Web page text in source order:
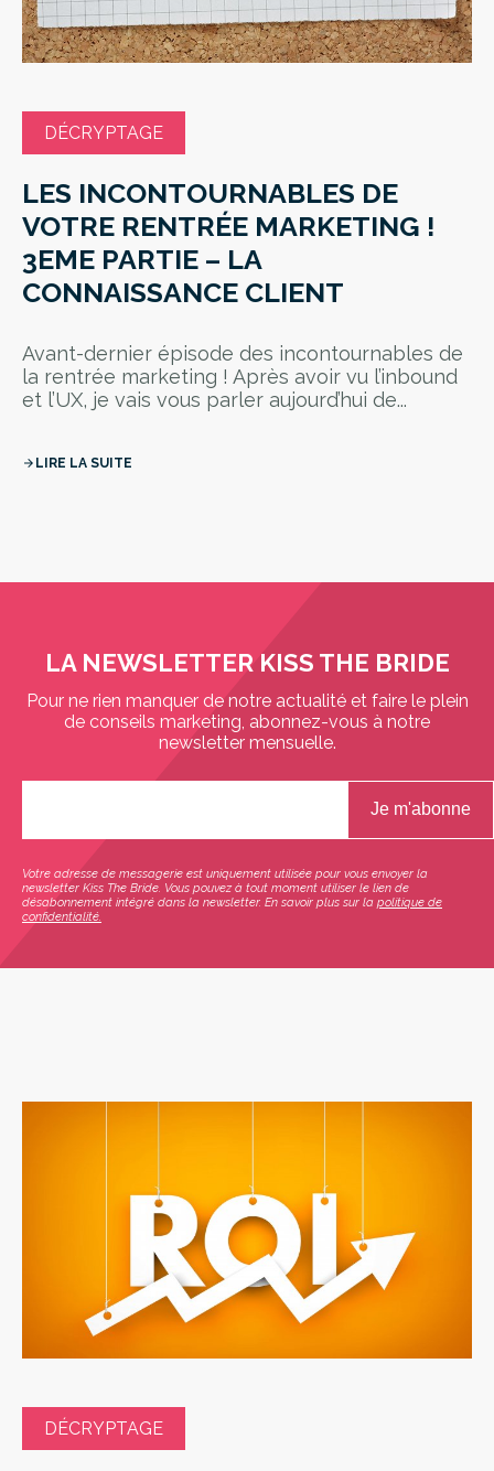
DÉCRYPTAGE
LES INCONTOURNABLES DE
VOTRE RENTRÉE MARKETING !
3EME PARTIE – LA
CONNAISSANCE CLIENT
Avant-dernier épisode des incontournables de
la rentrée marketing ! Après avoir vu l’inbound
et l’UX, je vais vous parler aujourd’hui de...
arrow_forward LIRE LA SUITE
LA NEWSLETTER KISS THE BRIDE
Pour ne rien manquer de notre actualité et faire le plein
de conseils marketing, abonnez-vous à notre
newsletter mensuelle.
Votre adresse de messagerie est uniquement utilisée pour vous envoyer la
newsletter Kiss The Bride. Vous pouvez à tout moment utiliser le lien de
désabonnement intégré dans la newsletter. En savoir plus sur la politique de
confidentialité.
DÉCRYPTAGE